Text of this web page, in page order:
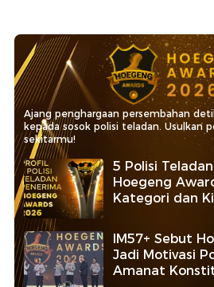
Ajang penghargaan persembahan
kepada sosok polisi teladan. Usulkan
sekitarmu!
5 Polisi
Hoegeng
Kategori dan
IM57+ Sebut
Jadi Motivasi
Amanat